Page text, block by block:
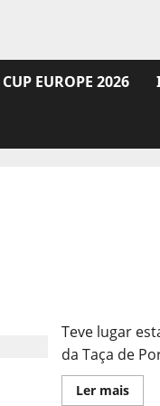
EUROPE 2026
Teve lugar
da Taça de
Ler maisLeia
mais